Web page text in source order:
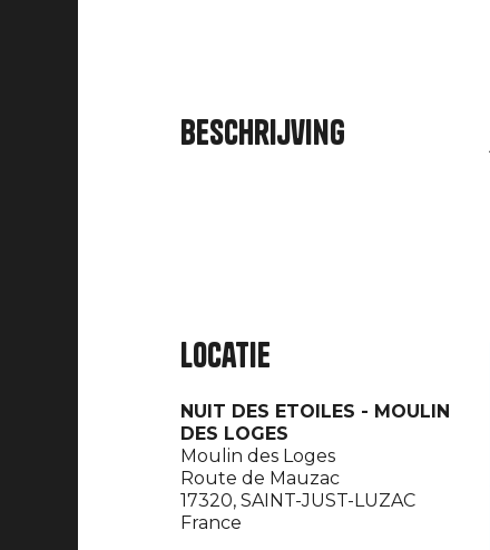
Beschrijving
Locatie
NUIT DES ETOILES - MOULIN
DES LOGES
Moulin des Loges
Route de Mauzac
17320, SAINT-JUST-LUZAC
France